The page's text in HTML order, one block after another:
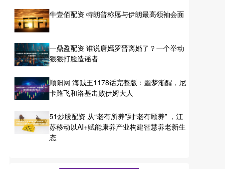
牛壹佰配资 特朗普称愿与伊朗最高领袖会面
一鼎盈配资 谁说唐嫣罗晋离婚了？一个举动
狠狠打脸造谣者
顺阳网 海贼王1178话完整版：噩梦渐醒，尼
卡路飞和洛基击败伊姆大人
51炒股配资 从“老有所养”到“老有颐养” ，江
苏移动以AI+赋能康养产业构建智慧养老新生
态